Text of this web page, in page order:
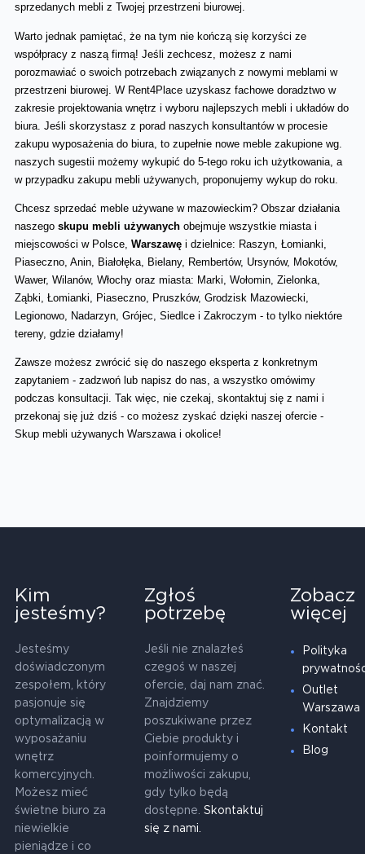
sprzedanych mebli z Twojej przestrzeni biurowej.
Warto jednak pamiętać, że na tym nie kończą się korzyści ze
współpracy z naszą firmą! Jeśli zechcesz, możesz z nami
porozmawiać o swoich potrzebach związanych z nowymi meblami w
przestrzeni biurowej. W Rent4Place uzyskasz fachowe doradztwo w
zakresie projektowania wnętrz i wyboru najlepszych mebli i układów do
biura. Jeśli skorzystasz z porad naszych konsultantów w procesie
zakupu wyposażenia do biura, to zupełnie nowe meble zakupione wg.
naszych sugestii możemy wykupić do 5-tego roku ich użytkowania, a
w przypadku zakupu mebli używanych, proponujemy wykup do roku.
Chcesz sprzedać meble używane w mazowieckim? Obszar działania
naszego skupu mebli używanych obejmuje wszystkie miasta i
miejscowości w Polsce, Warszawę i dzielnice: Raszyn, Łomianki,
Piaseczno, Anin, Białołęka, Bielany, Rembertów, Ursynów, Mokotów,
Wawer, Wilanów, Włochy oraz miasta: Marki, Wołomin, Zielonka,
Ząbki, Łomianki, Piaseczno, Pruszków, Grodzisk Mazowiecki,
Legionowo, Nadarzyn, Grójec, Siedlce i Zakroczym - to tylko niektóre
tereny, gdzie działamy!
Zawsze możesz zwrócić się do naszego eksperta z konkretnym
zapytaniem - zadzwoń lub napisz do nas, a wszystko omówimy
podczas konsultacji. Tak więc, nie czekaj, skontaktuj się z nami i
przekonaj się już dziś - co możesz zyskać dzięki naszej ofercie -
Skup mebli używanych Warszawa i okolice!
Kim
jesteśmy?
Jesteśmy
doświadczonym
zespołem, który
pasjonuje się
optymalizacją w
wyposażaniu
wnętrz
komercyjnych.
Możesz mieć
świetne biuro za
niewielkie
pieniądze i co
Zgłoś
potrzebę
Jeśli nie znalazłeś
czegoś w naszej
ofercie, daj nam znać.
Znajdziemy
poszukiwane przez
Ciebie produkty i
poinformujemy o
możliwości zakupu,
gdy tylko będą
dostępne. Skontaktuj
się z nami.
Zobacz
więcej
Polityka
Outlet
Warszawa
Kontakt
Blog